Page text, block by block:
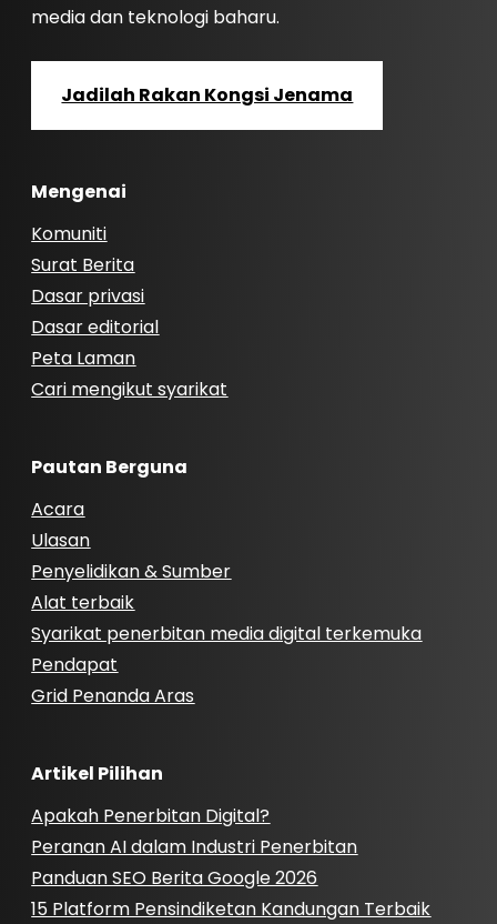
media dan teknologi baharu.
Jadilah Rakan Kongsi Jenama
Mengenai
Komuniti
Surat Berita
Dasar privasi
Dasar editorial
Peta Laman
Cari mengikut syarikat
Pautan Berguna
Acara
Ulasan
Penyelidikan & Sumber
Alat terbaik
Syarikat penerbitan media digital terkemuka
Pendapat
Grid Penanda Aras
Artikel Pilihan
Apakah Penerbitan Digital?
Peranan AI dalam Industri Penerbitan
Panduan SEO Berita Google 2026
15 Platform Pensindiketan Kandungan Terbaik